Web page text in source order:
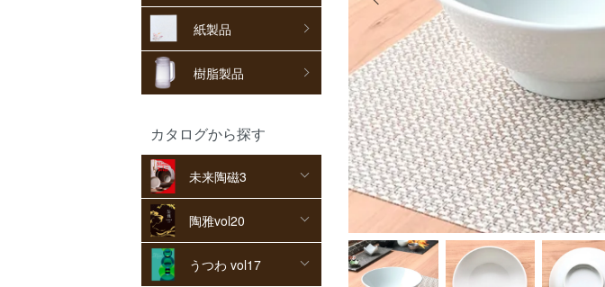
紙製品
樹脂製品
カタログから探す
未来陶磁3
陶雅vol20
うつわ vol17